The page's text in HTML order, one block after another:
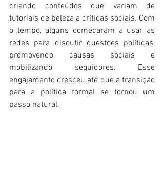
criando conteúdos que variam de
tutoriais de beleza a críticas sociais. Com
o tempo, alguns começaram a usar as
redes para discutir questões políticas,
promovendo causas sociais e
mobilizando seguidores. Esse
engajamento cresceu até que a transição
para a política formal se tornou um
passo natural.